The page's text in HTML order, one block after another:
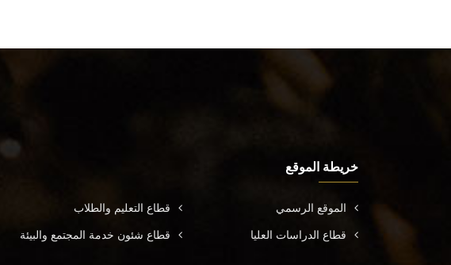
خريطة الموقع
الموقع الرسمي قطاع التعليم والطلاب
قطاع الدراسات العليا قطاع شئون خدمة المجتمع والبيئة